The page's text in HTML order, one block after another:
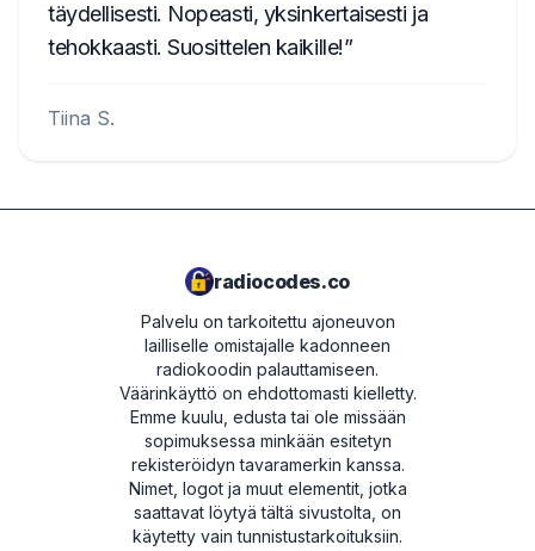
täydellisesti. Nopeasti, yksinkertaisesti ja
tehokkaasti. Suosittelen kaikille!
Tiina S.
radiocodes.co
Palvelu on tarkoitettu ajoneuvon
lailliselle omistajalle kadonneen
radiokoodin palauttamiseen.
Väärinkäyttö on ehdottomasti kielletty.
Emme kuulu, edusta tai ole missään
sopimuksessa minkään esitetyn
rekisteröidyn tavaramerkin kanssa.
Nimet, logot ja muut elementit, jotka
saattavat löytyä tältä sivustolta, on
käytetty vain tunnistustarkoituksiin.